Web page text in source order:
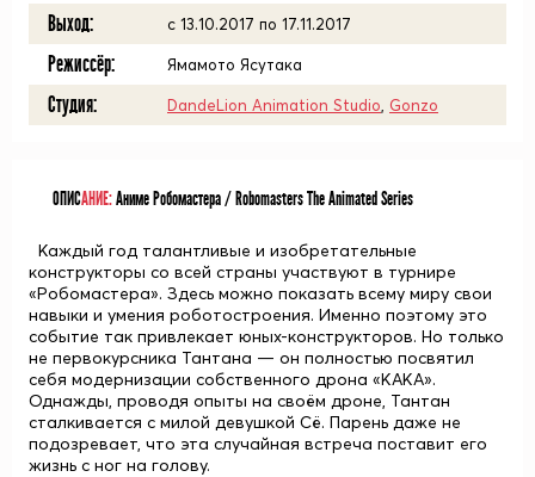
Выход: c 13.10.2017 по 17.11.2017
Режиссёр: Ямамото Ясутака
Студия: DandeLion Animation Studio Gonzo
ОПИСАНИЕ:Аниме Робомастера / Robomasters The Animated Series
Каждый год талантливые и изобретательные
конструкторы со всей страны участвуют в турнире
«Робомастера». Здесь можно показать всему миру свои
навыки и умения роботостроения. Именно поэтому это
событие так привлекает юных-конструкторов. Но только
не первокурсника Тантана — он полностью посвятил
себя модернизации собственного дрона «КАКА».
Однажды, проводя опыты на своём дроне, Тантан
сталкивается с милой девушкой Сё. Парень даже не
подозревает, что эта случайная встреча поставит его
жизнь с ног на голову.